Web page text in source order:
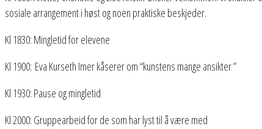
sosiale arrangement i høst og noen praktiske beskjeder.
Kl 1830: Mingletid for elevene
Kl 1900: Eva Kurseth Imer kåserer om “kunstens mange ansikter ”
Kl 1930: Pause og mingletid
Kl 2000: Gruppearbeid for de som har lyst til å være med